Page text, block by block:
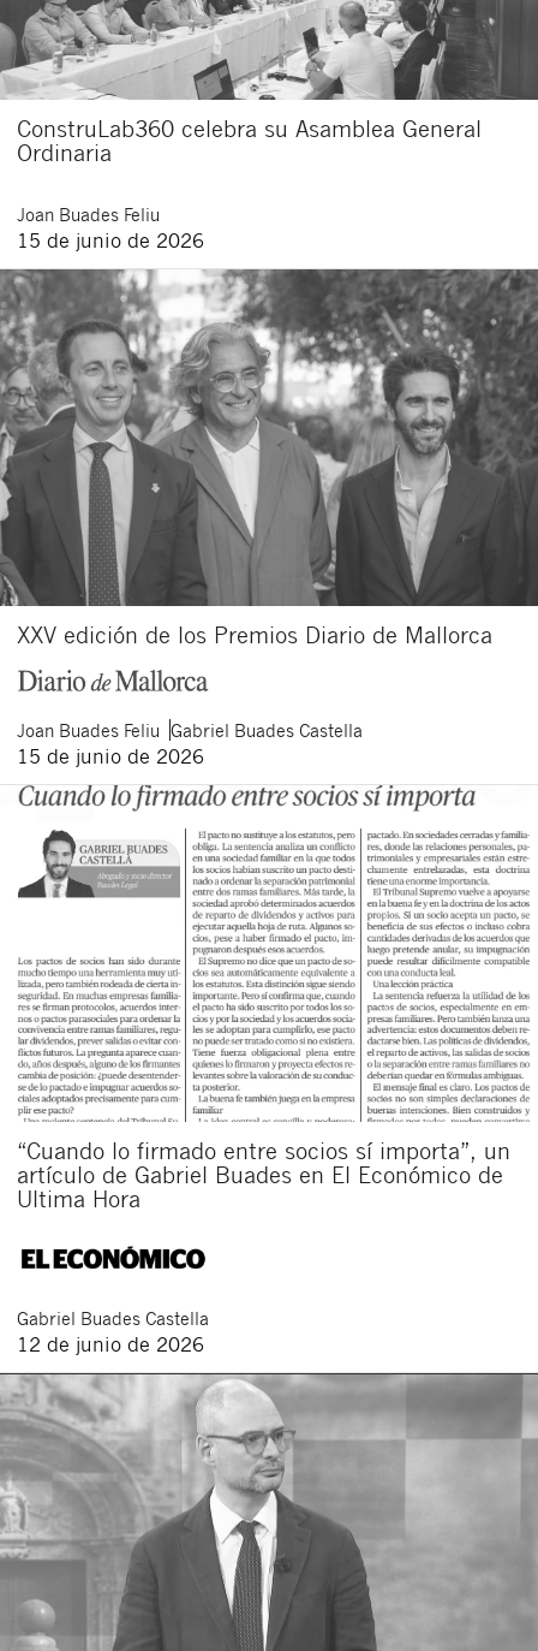
ConstruLab360 celebra su Asamblea General
Ordinaria
Joan Buades Feliu
15 de junio de 2026
XXV edición de los Premios Diario de Mallorca
Joan Buades Feliu Gabriel Buades Castella
15 de junio de 2026
“Cuando lo firmado entre socios sí importa”, un
artículo de Gabriel Buades en El Económico de
Ultima Hora
Gabriel Buades Castella
12 de junio de 2026